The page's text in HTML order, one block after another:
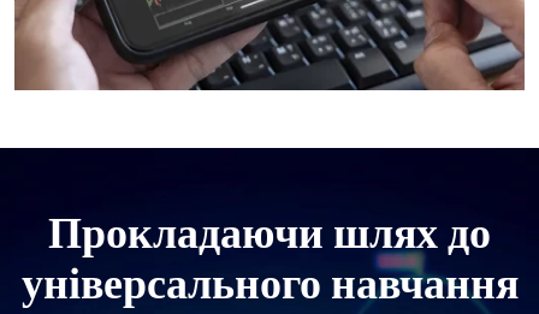
Прокладаючи шлях до
універсального навчання